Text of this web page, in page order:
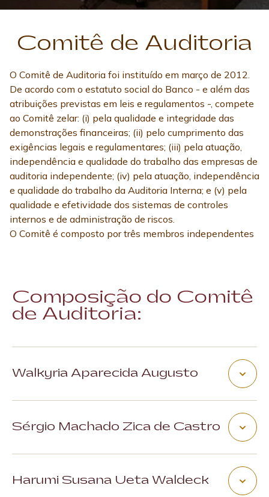
Comitê de Auditoria
O Comitê de Auditoria foi instituído em março de 2012.
De acordo com o estatuto social do Banco - e além das
atribuições previstas em leis e regulamentos -, compete
ao Comitê zelar: (i) pela qualidade e integridade das
demonstrações financeiras; (ii) pelo cumprimento das
exigências legais e regulamentares; (iii) pela atuação,
independência e qualidade do trabalho das empresas de
auditoria independente; (iv) pela atuação, independência
e qualidade do trabalho da Auditoria Interna; e (v) pela
qualidade e efetividade dos sistemas de controles
internos e de administração de riscos.
O Comitê é composto por três membros independentes
Composição do Comitê
de Auditoria:
Walkyria Aparecida Augusto
Mandato: de junho de 2023 a 23 agosto de 2026
+30 anos de experiênciano mercado financeiro
Original, entre outras companhias.
Sérgio Machado Zica de Castro
Mandato: de fevereiro de 2022 a 01 de fevereiro de
Harumi Susana Ueta Waldeck